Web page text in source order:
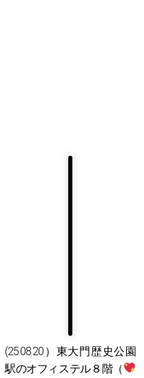
(25.08.20）東大門歴史公園
駅のオフィステル８階（